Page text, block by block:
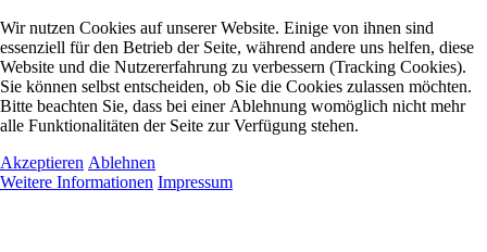
Wir nutzen Cookies auf unserer Website. Einige von ihnen sind
essenziell für den Betrieb der Seite, während andere uns helfen, diese
Website und die Nutzererfahrung zu verbessern (Tracking Cookies).
Sie können selbst entscheiden, ob Sie die Cookies zulassen möchten.
Bitte beachten Sie, dass bei einer Ablehnung womöglich nicht mehr
alle Funktionalitäten der Seite zur Verfügung stehen.
Akzeptieren Ablehnen
Weitere Informationen Impressum